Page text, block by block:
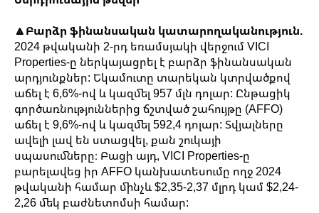
🔼Բարձր ֆինանսական կատարողականություն.
2024 թվականի 2-րդ եռամսյակի վերջում VICI
Properties-ը ներկայացրել է բարձր ֆինանսական
արդյունքներ: Եկամուտը տարեկան կտրվածքով
աճել է 6,6%-ով և կազմել 957 մլն դոլար: Ընթացիկ
գործառնություններից ճշտված շահույթը (AFFO)
աճել է 9,6%-ով և կազմել 592,4 դոլար: Տվյալները
ավելի լավ են ստացվել, քան շուկայի
սպասումները։ Բացի այդ, VICI Properties-ը
բարելավեց իր AFFO կանխատեսումը ողջ 2024
թվականի համար մինչև $2,35-2,37 մլրդ կամ $2,24-
2,26 մեկ բաժնետոմսի համար: